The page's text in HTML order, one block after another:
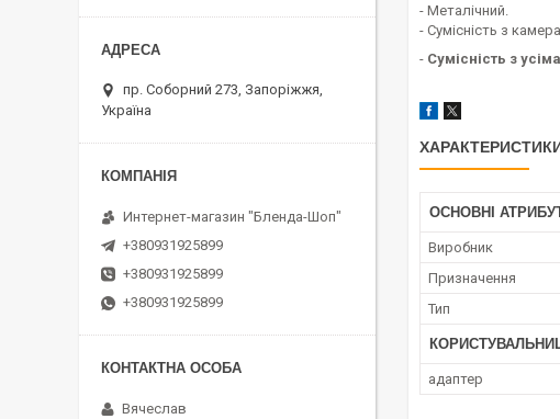
- Металічний.
- Сумісність з
- Сумісність з
ОСНОВНІ
Виробник
Призначення
Тип
адаптер
пр. Соборний 273, Запоріжжя,
Україна
Интернет-магазин "Бленда-Шоп"
+380931925899
+380931925899
+380931925899
Вячеслав